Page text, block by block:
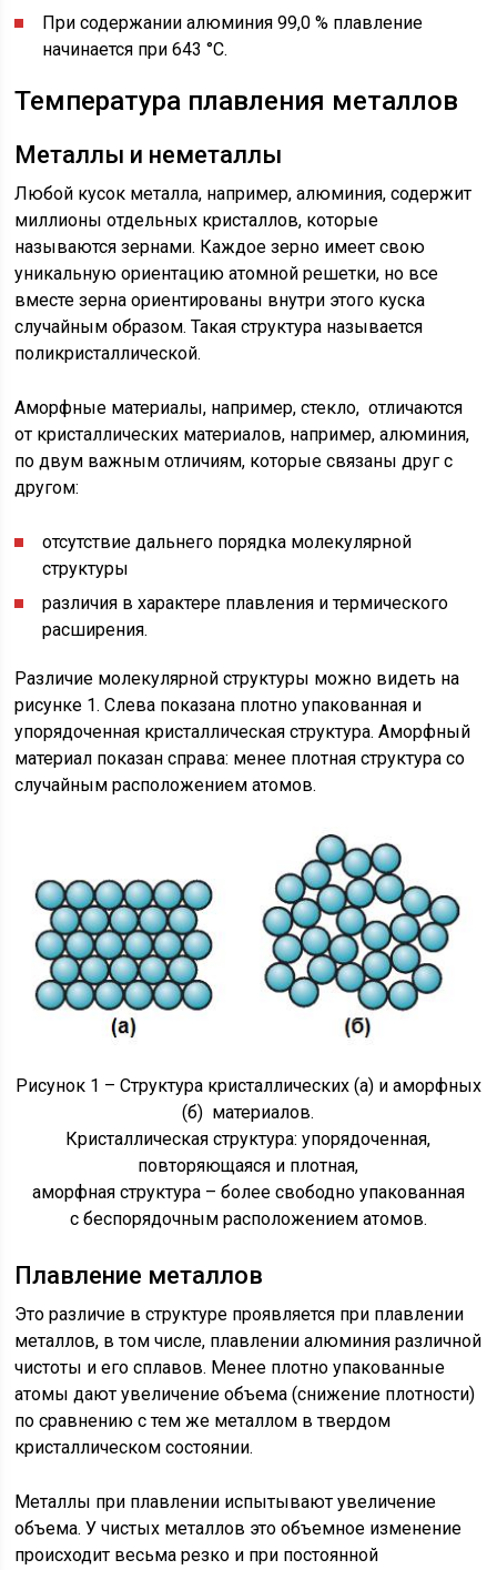
При содержании алюминия 99,0 % плавление
начинается при 643 °С.
Температура плавления металлов
Металлы и неметаллы
Любой кусок металла, например, алюминия, содержит
миллионы отдельных кристаллов, которые
называются зернами. Каждое зерно имеет свою
уникальную ориентацию атомной решетки, но все
вместе зерна ориентированы внутри этого куска
случайным образом. Такая структура называется
поликристаллической.
Аморфные материалы, например, стекло, отличаются
от кристаллических материалов, например, алюминия,
по двум важным отличиям, которые связаны друг с
другом:
отсутствие дальнего порядка молекулярной
структуры
различия в характере плавления и термического
расширения.
Различие молекулярной структуры можно видеть на
рисунке 1. Слева показана плотно упакованная и
упорядоченная кристаллическая структура. Аморфный
материал показан справа: менее плотная структура со
случайным расположением атомов.
Рисунок 1 – Структура кристаллических (а) и аморфных
(б) материалов.
Кристаллическая структура: упорядоченная,
повторяющаяся и плотная,
аморфная структура – более свободно упакованная
с беспорядочным расположением атомов.
Плавление металлов
Это различие в структуре проявляется при плавлении
металлов, в том числе, плавлении алюминия различной
чистоты и его сплавов. Менее плотно упакованные
атомы дают увеличение объема (снижение плотности)
по сравнению с тем же металлом в твердом
кристаллическом состоянии.
Металлы при плавлении испытывают увеличение
объема. У чистых металлов это объемное изменение
происходит весьма резко и при постоянной